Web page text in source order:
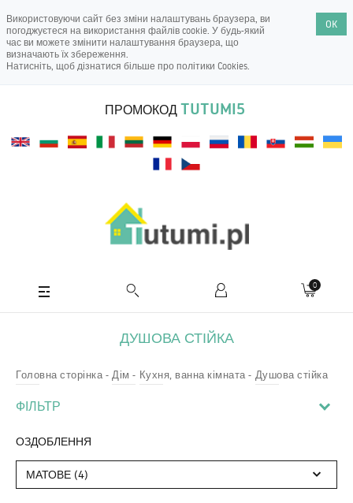
Використовуючи сайт без зміни налаштувань браузера, ви
погоджуєтеся на використання файлів cookie. У будь-який
час ви можете змінити налаштування браузера, що
визначають їх збереження.
Натисніть, щоб дізнатися більше про політики Cookies.
OK
ПРОМОКОД TUTUMI5
0
ДУШОВА СТІЙКА
Головна сторінка Дім Кухня, ванна кімната Душова стійка
ФІЛЬТР
ОЗДОБЛЕННЯ
МАТОВЕ (4)